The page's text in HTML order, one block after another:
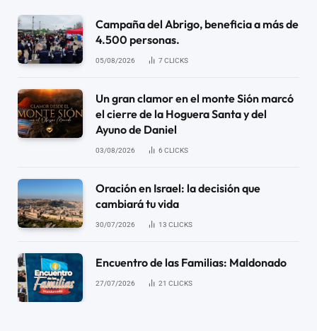
Campaña del Abrigo, beneficia a más de
4.500 personas.
05/08/2026 7 CLICKS
Un gran clamor en el monte Sión marcó
el cierre de la Hoguera Santa y del
Ayuno de Daniel
03/08/2026 6 CLICKS
Oración en Israel: la decisión que
cambiará tu vida
30/07/2026 13 CLICKS
Encuentro de las Familias: Maldonado
27/07/2026 21 CLICKS